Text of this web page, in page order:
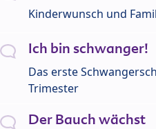
Kinderwunsch und
Ich bin schwanger!
Das erste
Trimester
Der Bauch wächst